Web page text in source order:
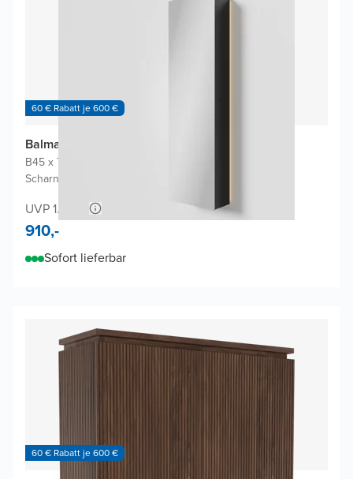
60 € Rabatt je 600 €
Balmani Mara Badhochschrank
B45 x T22 x H160 cm
Scharniere Links oder rechts möglich
UVP 1.980,-
910,-
Sofort lieferbar
60 € Rabatt je 600 €